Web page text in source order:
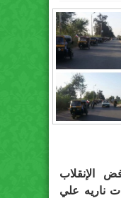
الإنقلاب
ناريه علي